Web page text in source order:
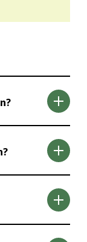
erhalten
Ihren
wir den